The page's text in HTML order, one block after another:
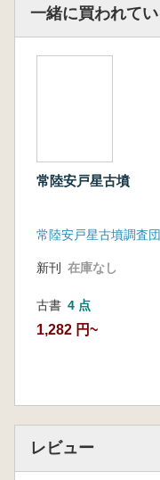
一緒に買われて
常陸安戸星古墳
常陸安戸星古墳調査団
新刊 在庫なし
古書 4 点
1,282 円~
レビュー